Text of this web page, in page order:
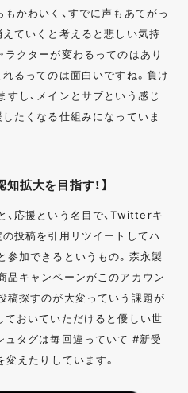
かわいく、すでに声もあてがっ
ていくと考えると悲しい気持
クターが変わるってのはあり
るってのは面白いですね。負け
し、メインとサブという感じ
たくなる仕組みになっていま
拡大を目指す！】
、応援という名目で、Twitterキ
投稿を引用リツイートしてハ
参加できるというもの。森永製
品キャンペーンがこのアカウン
稿探すのが大変っていう課題が
おいていただけると優しい世
ュタグは毎回違っていて #新受
えたりしています。